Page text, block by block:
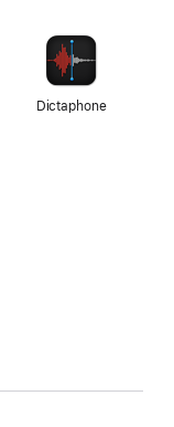
Dictaphone